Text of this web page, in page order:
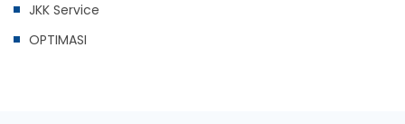
JKK Service
OPTIMASI